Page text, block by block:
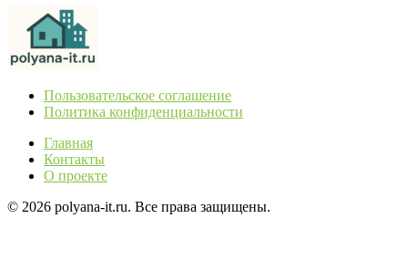
Пользовательское соглашение
Политика конфиденциальности
Главная
Контакты
О проекте
© 2026 polyana-it.ru. Все права защищены.